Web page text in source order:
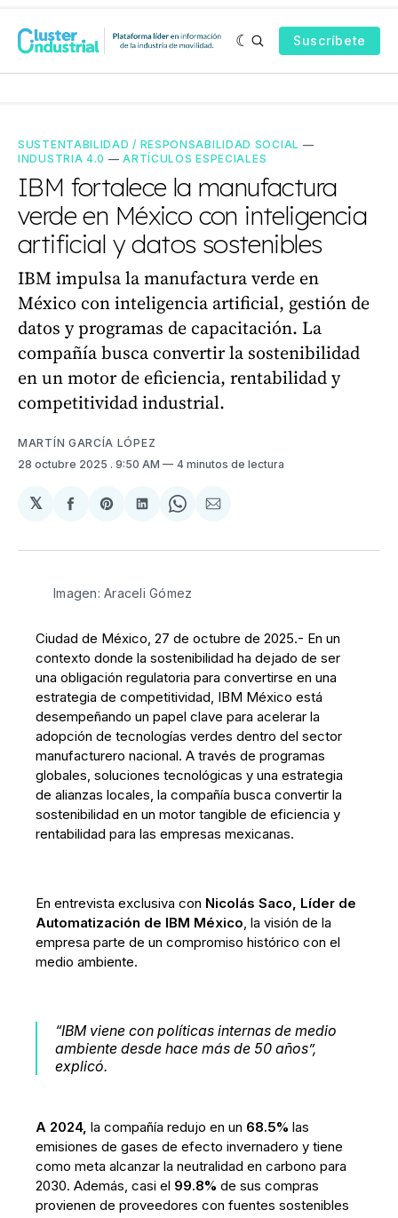
Suscríbete
SUSTENTABILIDAD / RESPONSABILIDAD SOCIAL —
INDUSTRIA 4.0 —ARTÍCULOS ESPECIALES
IBM fortalece la manufactura
verde en México con inteligencia
artificial y datos sostenibles
IBM impulsa la manufactura verde en
México con inteligencia artificial, gestión de
datos y programas de capacitación. La
compañía busca convertir la sostenibilidad
en un motor de eficiencia, rentabilidad y
competitividad industrial.
MARTÍN GARCÍA LÓPEZ
28 octubre 2025 . 9:50 AM 4 minutos de lectura
𝕏
Compartir
Facebook
Share
Pinterest
Compartir
LinkedIn
Share
WhatsApp
Compartir
Email
Imagen: Araceli Gómez
Ciudad de México, 27 de octubre de 2025.- En un
contexto donde la sostenibilidad ha dejado de ser
una obligación regulatoria para convertirse en una
estrategia de competitividad, IBM México está
desempeñando un papel clave para acelerar la
adopción de tecnologías verdes dentro del sector
manufacturero nacional. A través de programas
globales, soluciones tecnológicas y una estrategia
de alianzas locales, la compañía busca convertir la
sostenibilidad en un motor tangible de eficiencia y
rentabilidad para las empresas mexicanas.
En entrevista exclusiva con Nicolás Saco, Líder de
Automatización de IBM México, la visión de la
empresa parte de un compromiso histórico con el
medio ambiente.
“IBM viene con políticas internas de medio
ambiente desde hace más de 50 años”,
explicó.
A 2024,la compañía redujo en un 68.5% las
emisiones de gases de efecto invernadero y tiene
como meta alcanzar la neutralidad en carbono para
2030. Además, casi el 99.8% de sus compras
provienen de proveedores con fuentes sostenibles